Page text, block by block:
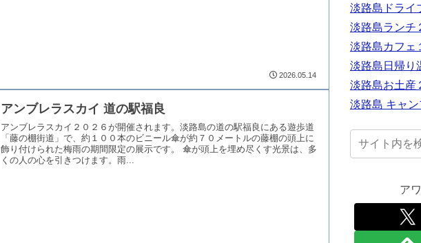
2026.05.14
アンブレラスカイ 道の駅福良
アンブレラスカイ２０２６が開催されます。淡路島の道の駅福良にある遊歩道
「藤の棚街道」で、約１００本のビニール傘が約７０メートルの藤棚の頭上に
飾り付けられた梅雨の期間限定の展示です。 傘が頭上を埋め尽くす光景は、多
くの人の心を引きつけます。雨...
淡路島ドライ
淡路島ランチ
淡路島カフェ
淡路島日帰り
淡路島お土産
淡路島 キャ
ア